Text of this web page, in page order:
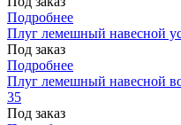
Подробнее
Плуг лемешный навесной
Под заказ
Подробнее
Плуг лемешный навесной
35
Под заказ